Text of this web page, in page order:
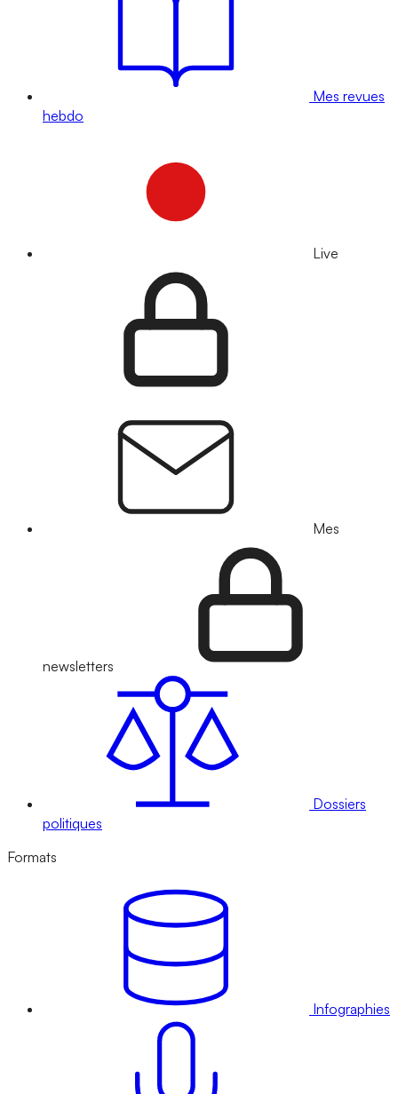
Mes revues
hebdo
Live
Mes
newsletters
Dossiers
politiques
Formats
Infographies